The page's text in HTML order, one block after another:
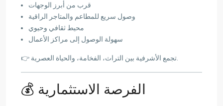
قرب من أبرز الوجهات
وصول سريع للمطاعم والمتاجر الراقية
محيط ثقافي وحيوي
سهولة الوصول إلى مراكز الأعمال
💰 الفرصة الاستثمارية